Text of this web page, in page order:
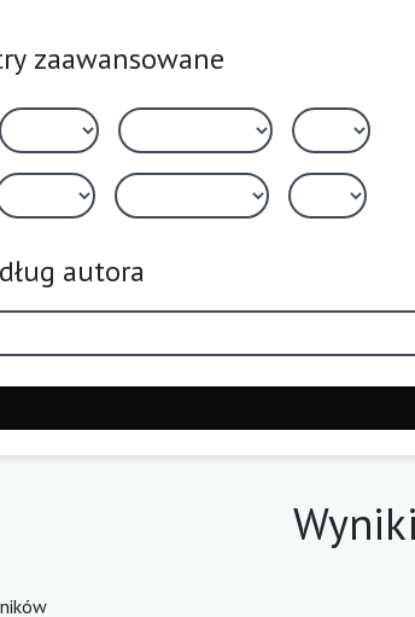
zaawansowane
autora